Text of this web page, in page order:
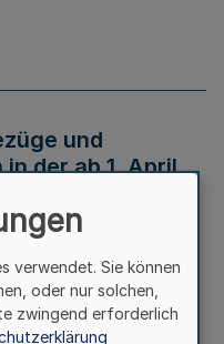
und
der ab 1. April
verwendet. Sie können
oder nur solchen,
zwingend erforderlich